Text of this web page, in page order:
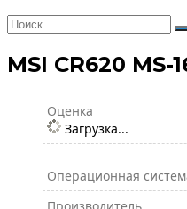
MSI CR620 MS-
Оценка
Загрузка...
Операционная